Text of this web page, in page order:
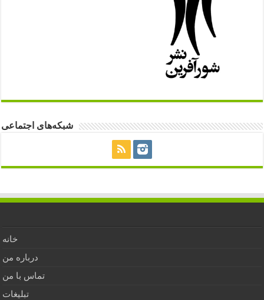
شبکه‌های اجتماعی
خانه
درباره من
تماس با من
تبلیغات